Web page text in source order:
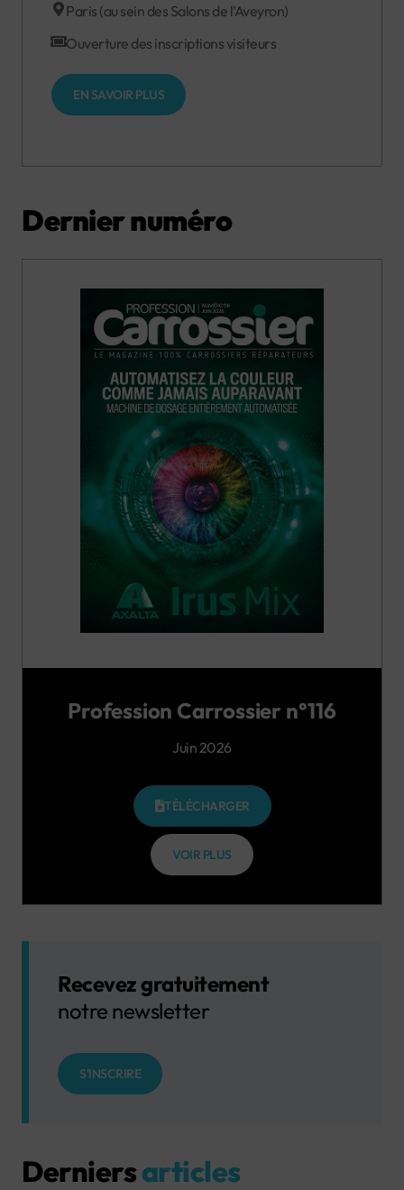
Paris (au sein des Salons de l’Aveyron)
Ouverture des inscriptions visiteurs
EN SAVOIR PLUS
Dernier numéro
Profession Carrossier n°116
Juin 2026
TÉLÉCHARGER
VOIR PLUS
Recevez gratuitement
notre newsletter
S'INSCRIRE
Derniersarticles